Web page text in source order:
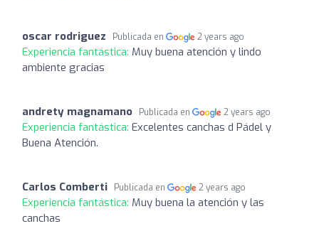
oscar rodriguez Publicada en 2 years ago
Experiencia fantástica: Muy buena atención y lindo
ambiente gracias
andrety magnamano Publicada en 2 years ago
Experiencia fantástica: Excelentes canchas d Pádel y
Buena Atención.
Carlos Comberti Publicada en 2 years ago
Experiencia fantástica: Muy buena la atención y las
canchas